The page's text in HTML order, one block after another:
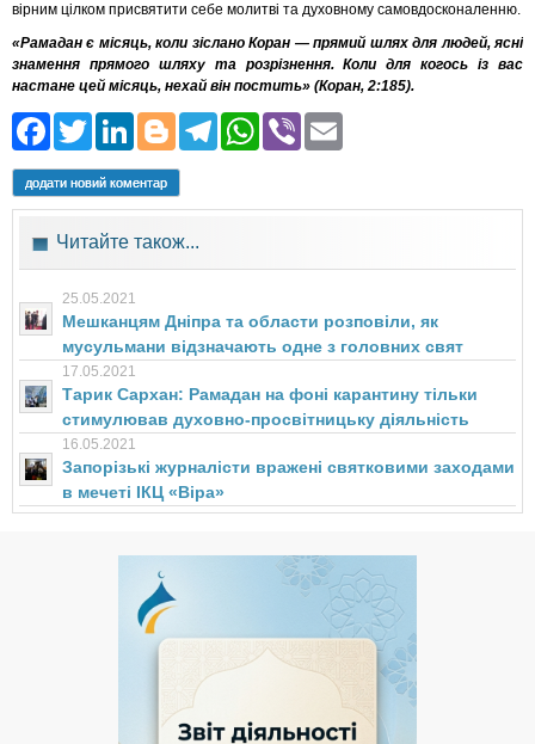
вірним цілком присвятити себе молитві та духовному самовдосконаленню.
«Рамадан є місяць, коли зіслано Коран — прямий шлях для людей, ясні
знамення прямого шляху та розрізнення. Коли для когось із вас
настане цей місяць, нехай він постить» (Коран, 2:185).
Facebook
Twitter
LinkedIn
Blogger
Telegram
WhatsApp
Viber
додати новий коментар
Читайте також...
25.05.2021
Мешканцям Дніпра та области розповіли, як
мусульмани відзначають одне з головних свят
17.05.2021
Тарик Сархан: Рамадан на фоні карантину тільки
стимулював духовно-просвітницьку діяльність
16.05.2021
Запорізькі журналісти вражені святковими заходами
в мечеті ІКЦ «Віра»